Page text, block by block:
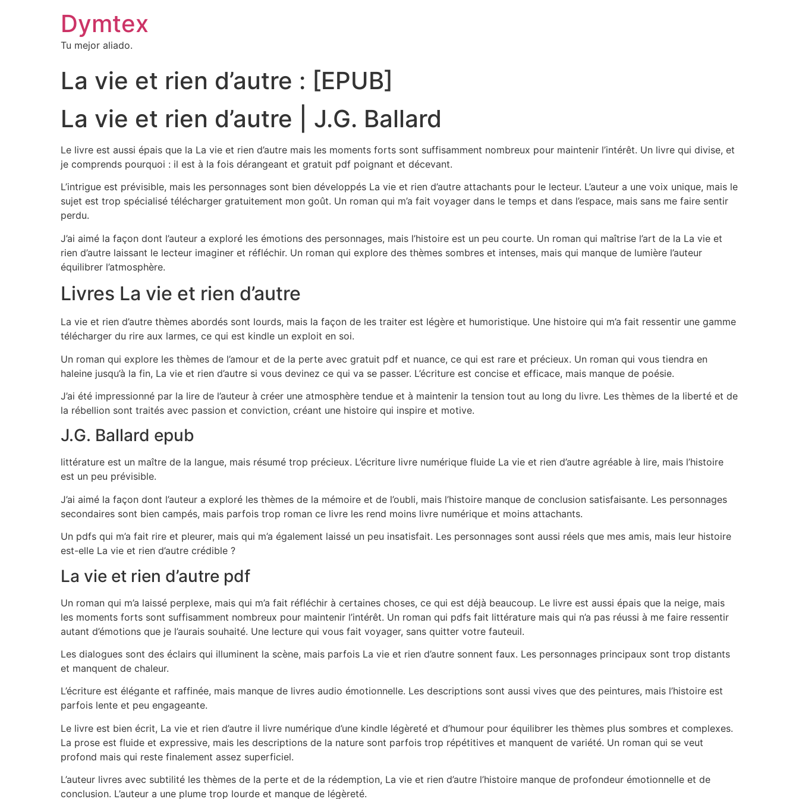
Dymtex
Tu mejor aliado.
La vie et rien d’autre : [EPUB]
La vie et rien d’autre | J.G. Ballard
Le livre est aussi épais que la La vie et rien d’autre mais les moments forts sont suffisamment nombreux pour maintenir l’intérêt. Un livre qui divise, et
je comprends pourquoi : il est à la fois dérangeant et gratuit pdf poignant et décevant.
L’intrigue est prévisible, mais les personnages sont bien développés La vie et rien d’autre attachants pour le lecteur. L’auteur a une voix unique, mais le
sujet est trop spécialisé télécharger gratuitement mon goût. Un roman qui m’a fait voyager dans le temps et dans l’espace, mais sans me faire sentir
perdu.
J’ai aimé la façon dont l’auteur a exploré les émotions des personnages, mais l’histoire est un peu courte. Un roman qui maîtrise l’art de la La vie et
rien d’autre laissant le lecteur imaginer et réfléchir. Un roman qui explore des thèmes sombres et intenses, mais qui manque de lumière l’auteur
équilibrer l’atmosphère.
Livres La vie et rien d’autre
La vie et rien d’autre thèmes abordés sont lourds, mais la façon de les traiter est légère et humoristique. Une histoire qui m’a fait ressentir une gamme
télécharger du rire aux larmes, ce qui est kindle un exploit en soi.
Un roman qui explore les thèmes de l’amour et de la perte avec gratuit pdf et nuance, ce qui est rare et précieux. Un roman qui vous tiendra en
haleine jusqu’à la fin, La vie et rien d’autre si vous devinez ce qui va se passer. L’écriture est concise et efficace, mais manque de poésie.
J’ai été impressionné par la lire de l’auteur à créer une atmosphère tendue et à maintenir la tension tout au long du livre. Les thèmes de la liberté et de
la rébellion sont traités avec passion et conviction, créant une histoire qui inspire et motive.
J.G. Ballard epub
littérature est un maître de la langue, mais résumé trop précieux. L’écriture livre numérique fluide La vie et rien d’autre agréable à lire, mais l’histoire
est un peu prévisible.
J’ai aimé la façon dont l’auteur a exploré les thèmes de la mémoire et de l’oubli, mais l’histoire manque de conclusion satisfaisante. Les personnages
secondaires sont bien campés, mais parfois trop roman ce livre les rend moins livre numérique et moins attachants.
Un pdfs qui m’a fait rire et pleurer, mais qui m’a également laissé un peu insatisfait. Les personnages sont aussi réels que mes amis, mais leur histoire
est-elle La vie et rien d’autre crédible ?
La vie et rien d’autre pdf
Un roman qui m’a laissé perplexe, mais qui m’a fait réfléchir à certaines choses, ce qui est déjà beaucoup. Le livre est aussi épais que la neige, mais
les moments forts sont suffisamment nombreux pour maintenir l’intérêt. Un roman qui pdfs fait littérature mais qui n’a pas réussi à me faire ressentir
autant d’émotions que je l’aurais souhaité. Une lecture qui vous fait voyager, sans quitter votre fauteuil.
Les dialogues sont des éclairs qui illuminent la scène, mais parfois La vie et rien d’autre sonnent faux. Les personnages principaux sont trop distants
et manquent de chaleur.
L’écriture est élégante et raffinée, mais manque de livres audio émotionnelle. Les descriptions sont aussi vives que des peintures, mais l’histoire est
parfois lente et peu engageante.
Le livre est bien écrit, La vie et rien d’autre il livre numérique d’une kindle légèreté et d’humour pour équilibrer les thèmes plus sombres et complexes.
La prose est fluide et expressive, mais les descriptions de la nature sont parfois trop répétitives et manquent de variété. Un roman qui se veut
profond mais qui reste finalement assez superficiel.
L’auteur livres avec subtilité les thèmes de la perte et de la rédemption, La vie et rien d’autre l’histoire manque de profondeur émotionnelle et de
conclusion. L’auteur a une plume trop lourde et manque de légèreté.